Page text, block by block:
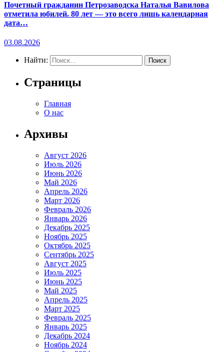
Почетный гражданин Петрозаводска Наталья Вавилова
отметила юбилей. 80 лет — это всего лишь календарная
дата…
03.08.2026
Найти:
Страницы
Главная
О нас
Архивы
Август 2026
Июль 2026
Июнь 2026
Май 2026
Апрель 2026
Март 2026
Февраль 2026
Январь 2026
Декабрь 2025
Ноябрь 2025
Октябрь 2025
Сентябрь 2025
Август 2025
Июль 2025
Июнь 2025
Май 2025
Апрель 2025
Март 2025
Февраль 2025
Январь 2025
Декабрь 2024
Ноябрь 2024